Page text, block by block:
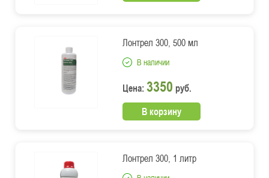
Лонтрел 300, 500 мл
В наличии
Цена: 3350 руб.
В корзину
Лонтрел 300, 1 литр